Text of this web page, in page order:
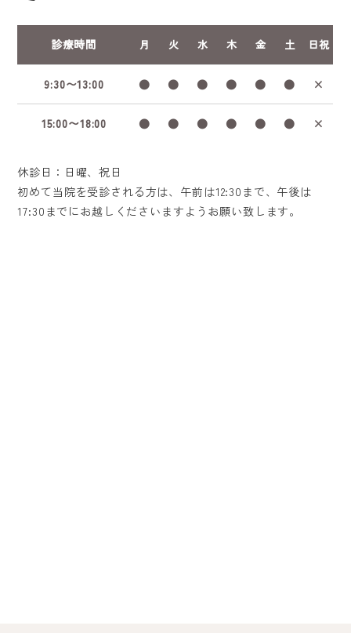
診療時間 月 火 水 木 金 土 日祝
9:30〜13:00 ● ● ● ● ● ● ×
15:00〜18:00 ● ● ● ● ● ● ×
休診日：日曜、祝日
初めて当院を受診される方は、午前は12:30まで、午後は
17:30までにお越しくださいますようお願い致します。